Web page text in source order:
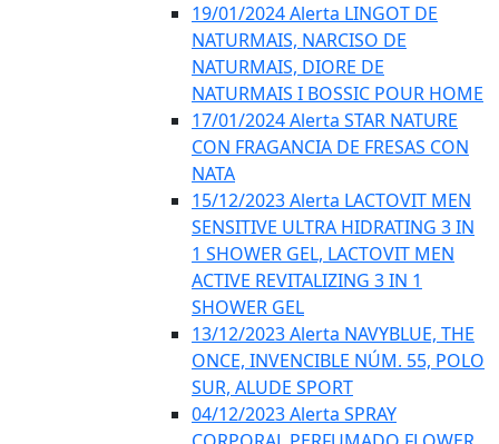
19/01/2024 Alerta LINGOT DE
NATURMAIS, NARCISO DE
NATURMAIS, DIORE DE
NATURMAIS I BOSSIC POUR HOME
17/01/2024 Alerta STAR NATURE
CON FRAGANCIA DE FRESAS CON
NATA
15/12/2023 Alerta LACTOVIT MEN
SENSITIVE ULTRA HIDRATING 3 IN
1 SHOWER GEL, LACTOVIT MEN
ACTIVE REVITALIZING 3 IN 1
SHOWER GEL
13/12/2023 Alerta NAVYBLUE, THE
ONCE, INVENCIBLE NÚM. 55, POLO
SUR, ALUDE SPORT
04/12/2023 Alerta SPRAY